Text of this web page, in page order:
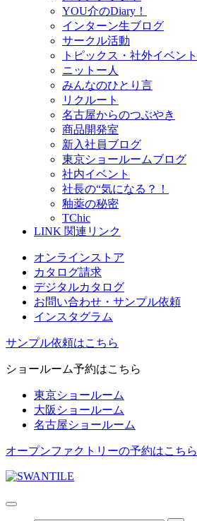
YOU介のDiary！
インターン生ブログ
サークル活動
トピックス・社外イベント
ニットー人
みんなのひとり言
リクルート
名古屋からのつぶやき
商品開発室
新入社員ブログ
東京ショールームブログ
社内イベント
社長の“気になる？！
釉薬の秘密
TChic
LINK 関連リンク
オンラインストア
カタログ請求
デジタルカタログ
お問い合わせ・サンプル依頼
インスタグラム
サンプル依頼はこちら
ショールーム予約はこちら
東京ショールーム
大阪ショールーム
名古屋ショールーム
オープンファクトリーの予約はこちら